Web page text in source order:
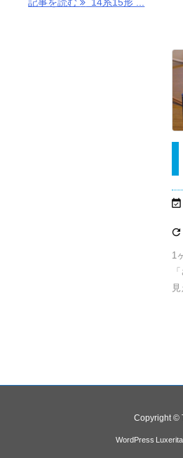


1
Copyright ©
WordPress